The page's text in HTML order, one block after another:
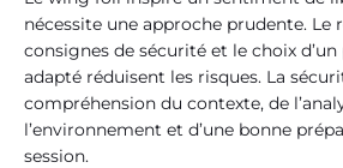
nécessite une approche prudente. Le
consignes de sécurité et le choix d’un
adapté réduisent les risques. La
compréhension du contexte, de
l’environnement et d’une bonne
session.